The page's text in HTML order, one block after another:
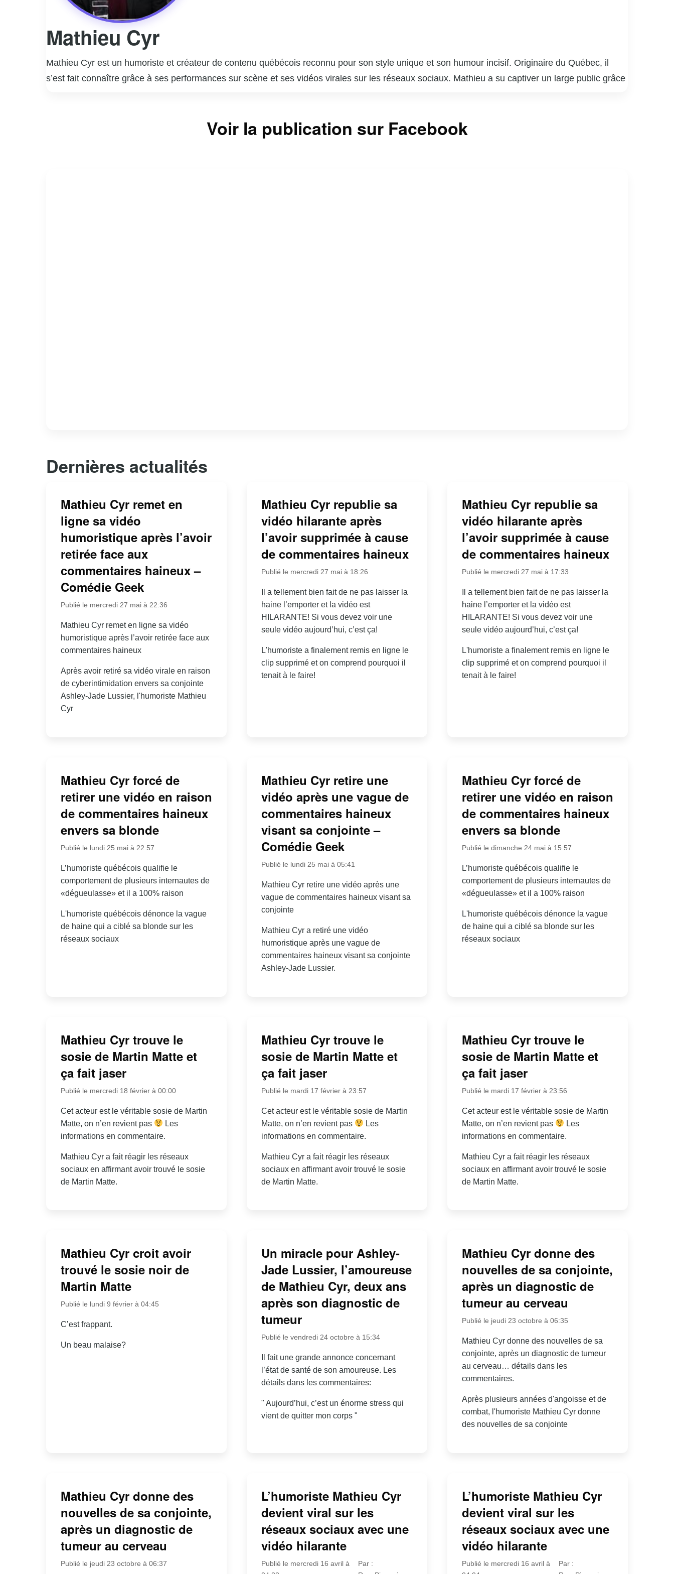
Mathieu Cyr
Mathieu Cyr est un humoriste et créateur de contenu québécois reconnu pour son style unique et son humour incisif. Originaire du Québec, il
s’est fait connaître grâce à ses performances sur scène et ses vidéos virales sur les réseaux sociaux. Mathieu a su captiver un large public grâce
l’écriture et la mise en scène lui a permis de se démarquer dans le paysage humoristique francophone. Toujours en quête de nouveaux défis,
Mathieu Cyr continue d’innover et d’explorer de nouveaux formats pour divertir et faire réfléchir son audience.
Voir la publication sur Facebook
Dernières actualités
Mathieu Cyr remet en
ligne sa vidéo
humoristique après l’avoir
retirée face aux
commentaires haineux –
Comédie Geek
Publié le mercredi 27 mai à 22:36
Mathieu Cyr remet en ligne sa vidéo
humoristique après l’avoir retirée face aux
commentaires haineux
Après avoir retiré sa vidéo virale en raison
de cyberintimidation envers sa conjointe
Ashley-Jade Lussier, l'humoriste Mathieu
Cyr
Mathieu Cyr republie sa
vidéo hilarante après
l’avoir supprimée à cause
de commentaires haineux
Publié le mercredi 27 mai à 18:26
Il a tellement bien fait de ne pas laisser la
haine l’emporter et la vidéo est
HILARANTE! Si vous devez voir une
seule vidéo aujourd’hui, c’est ça!
L'humoriste a finalement remis en ligne le
clip supprimé et on comprend pourquoi il
tenait à le faire!
Mathieu Cyr republie sa
vidéo hilarante après
l’avoir supprimée à cause
de commentaires haineux
Publié le mercredi 27 mai à 17:33
Il a tellement bien fait de ne pas laisser la
haine l’emporter et la vidéo est
HILARANTE! Si vous devez voir une
seule vidéo aujourd’hui, c’est ça!
L'humoriste a finalement remis en ligne le
clip supprimé et on comprend pourquoi il
tenait à le faire!
Mathieu Cyr forcé de
retirer une vidéo en raison
de commentaires haineux
envers sa blonde
Publié le lundi 25 mai à 22:57
L’humoriste québécois qualifie le
comportement de plusieurs internautes de
«dégueulasse» et il a 100% raison
L'humoriste québécois dénonce la vague
de haine qui a ciblé sa blonde sur les
réseaux sociaux
Mathieu Cyr retire une
vidéo après une vague de
commentaires haineux
visant sa conjointe –
Comédie Geek
Publié le lundi 25 mai à 05:41
Mathieu Cyr retire une vidéo après une
vague de commentaires haineux visant sa
conjointe
Mathieu Cyr a retiré une vidéo
humoristique après une vague de
commentaires haineux visant sa conjointe
Ashley-Jade Lussier.
Mathieu Cyr forcé de
retirer une vidéo en raison
de commentaires haineux
envers sa blonde
Publié le dimanche 24 mai à 15:57
L’humoriste québécois qualifie le
comportement de plusieurs internautes de
«dégueulasse» et il a 100% raison
L'humoriste québécois dénonce la vague
de haine qui a ciblé sa blonde sur les
réseaux sociaux
Mathieu Cyr trouve le
sosie de Martin Matte et
ça fait jaser
Publié le mercredi 18 février à 00:00
Cet acteur est le véritable sosie de Martin
Matte, on n’en revient pas
Les
informations en commentaire.
Mathieu Cyr a fait réagir les réseaux
sociaux en affirmant avoir trouvé le sosie
de Martin Matte.
Mathieu Cyr trouve le
sosie de Martin Matte et
ça fait jaser
Publié le mardi 17 février à 23:57
Cet acteur est le véritable sosie de Martin
Matte, on n’en revient pas
Les
informations en commentaire.
Mathieu Cyr a fait réagir les réseaux
sociaux en affirmant avoir trouvé le sosie
de Martin Matte.
Mathieu Cyr trouve le
sosie de Martin Matte et
ça fait jaser
Publié le mardi 17 février à 23:56
Cet acteur est le véritable sosie de Martin
Matte, on n’en revient pas
Les
informations en commentaire.
Mathieu Cyr a fait réagir les réseaux
sociaux en affirmant avoir trouvé le sosie
de Martin Matte.
Mathieu Cyr croit avoir
trouvé le sosie noir de
Martin Matte
Publié le lundi 9 février à 04:45
C’est frappant.
Un beau malaise?
Un miracle pour Ashley-
Jade Lussier, l’amoureuse
de Mathieu Cyr, deux ans
après son diagnostic de
tumeur
Publié le vendredi 24 octobre à 15:34
Il fait une grande annonce concernant
l’état de santé de son amoureuse. Les
détails dans les commentaires:
" Aujourd’hui, c’est un énorme stress qui
vient de quitter mon corps "
Mathieu Cyr donne des
nouvelles de sa conjointe,
après un diagnostic de
tumeur au cerveau
Publié le jeudi 23 octobre à 06:35
Mathieu Cyr donne des nouvelles de sa
conjointe, après un diagnostic de tumeur
au cerveau… détails dans les
commentaires.
Après plusieurs années d'angoisse et de
combat, l'humoriste Mathieu Cyr donne
des nouvelles de sa conjointe
Mathieu Cyr donne des
nouvelles de sa conjointe,
après un diagnostic de
tumeur au cerveau
Publié le jeudi 23 octobre à 06:37
L’humoriste Mathieu Cyr
devient viral sur les
réseaux sociaux avec une
vidéo hilarante
Publié le mercredi 16 avril à
Par :
L’humoriste Mathieu Cyr
devient viral sur les
réseaux sociaux avec une
vidéo hilarante
Publié le mercredi 16 avril à
Par :